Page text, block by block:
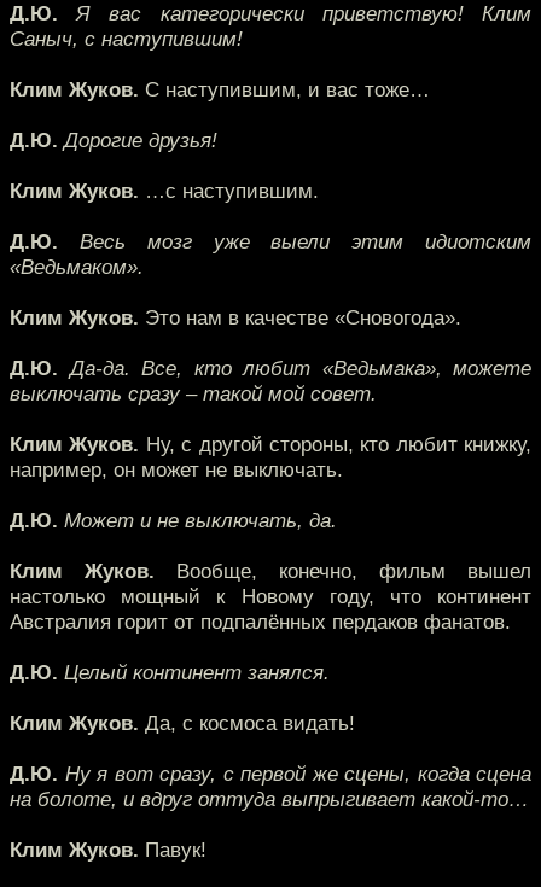
Д.Ю. Я вас категорически приветствую! Клим
Саныч, с наступившим!
Клим Жуков. С наступившим, и вас тоже…
Д.Ю. Дорогие друзья!
Клим Жуков. …с наступившим.
Д.Ю. Весь мозг уже выели этим идиотским
«Ведьмаком».
Клим Жуков. Это нам в качестве «Сновогода».
Д.Ю. Да-да. Все, кто любит «Ведьмака», можете
выключать сразу – такой мой совет.
Клим Жуков. Ну, с другой стороны, кто любит книжку,
например, он может не выключать.
Д.Ю. Может и не выключать, да.
Клим Жуков. Вообще, конечно, фильм вышел
настолько мощный к Новому году, что континент
Австралия горит от подпалённых пердаков фанатов.
Д.Ю. Целый континент занялся.
Клим Жуков. Да, с космоса видать!
Д.Ю. Ну я вот сразу, с первой же сцены, когда сцена
на болоте, и вдруг оттуда выпрыгивает какой-то…
Клим Жуков. Павук!